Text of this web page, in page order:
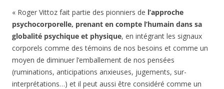
« Roger Vittoz fait partie des pionniers de l’approche
psychocorporelle, prenant en compte l’humain dans sa
globalité psychique et physique, en intégrant les signaux
corporels comme des témoins de nos besoins et comme un
moyen de diminuer l’emballement de nos pensées
(ruminations, anticipations anxieuses, jugements, sur-
interprétations…) et il peut aussi être considéré comme un